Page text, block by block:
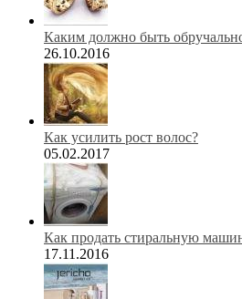
Каким должно быть
26.10.2016
Как усилить рост волос?
05.02.2017
Как продать стиральную
17.11.2016